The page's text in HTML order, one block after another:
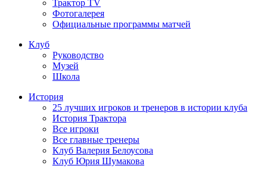
Трактор TV
Фотогалерея
Официальные программы матчей
Клуб
Руководство
Музей
Школа
История
25 лучших игроков и тренеров в истории клуба
История Трактора
Все игроки
Все главные тренеры
Клуб Валерия Белоусова
Клуб Юрия Шумакова